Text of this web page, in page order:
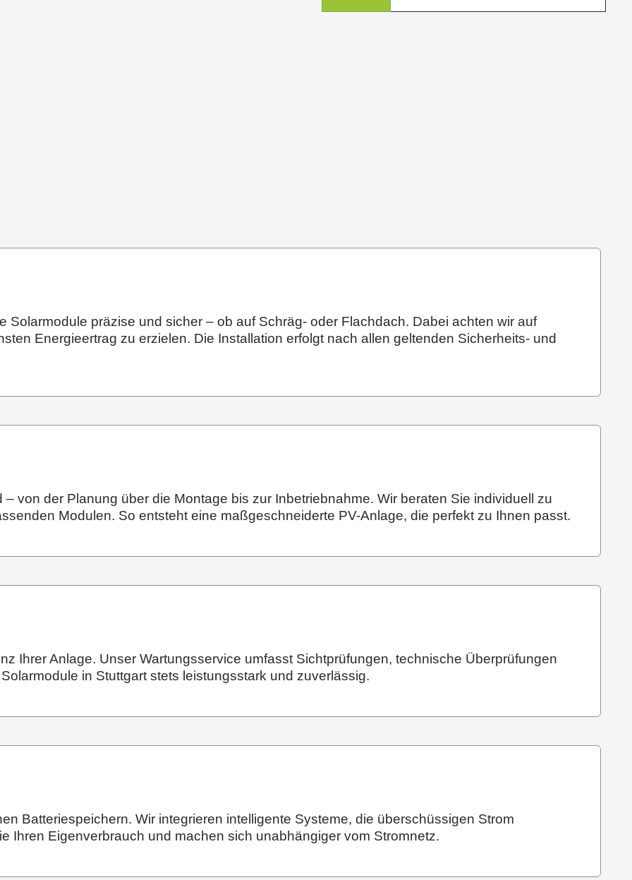
Solarmodule präzise und sicher – ob auf Schräg- oder Flachdach. Dabei achten wir auf
Energieertrag zu erzielen. Die Installation erfolgt nach allen geltenden Sicherheits- und
von der Planung über die Montage bis zur Inbetriebnahme. Wir beraten Sie individuell zu
Modulen. So entsteht eine maßgeschneiderte PV-Anlage, die perfekt zu Ihnen passt.
Ihrer Anlage. Unser Wartungsservice umfasst Sichtprüfungen, technische Überprüfungen
in Stuttgart stets leistungsstark und zuverlässig.
Batteriespeichern. Wir integrieren intelligente Systeme, die überschüssigen Strom
Ihren Eigenverbrauch und machen sich unabhängiger vom Stromnetz.